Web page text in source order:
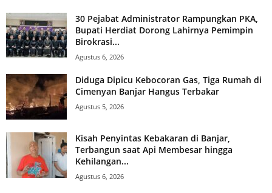
30 Pejabat Administrator Rampungkan PKA,
Bupati Herdiat Dorong Lahirnya Pemimpin
Birokrasi...
Agustus 6, 2026
Diduga Dipicu Kebocoran Gas, Tiga Rumah di
Cimenyan Banjar Hangus Terbakar
Agustus 5, 2026
Kisah Penyintas Kebakaran di Banjar,
Terbangun saat Api Membesar hingga
Kehilangan...
Agustus 6, 2026